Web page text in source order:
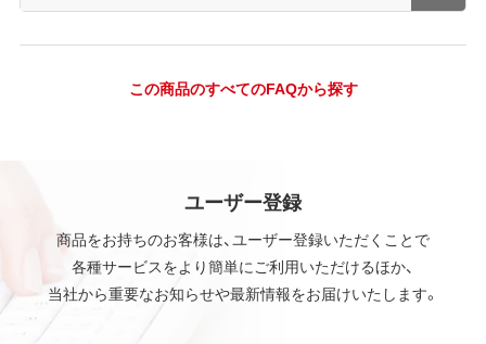
この商品のすべてのFAQから探す
ユーザー登録
商品をお持ちのお客様は、ユーザー登録いただくことで
各種サービスをより簡単にご利用いただけるほか、
当社から重要なお知らせや最新情報をお届けいたします。